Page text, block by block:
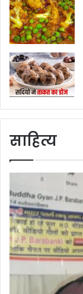
साहित्य